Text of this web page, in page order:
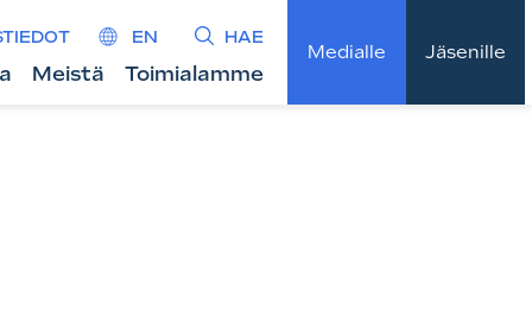
EN HAE
Meistä Toimialamme
Medialle Jäsenille